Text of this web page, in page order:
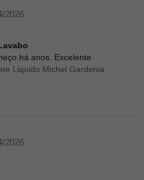
2026
há anos. Excelente
Liquido Michel Gardenia
2026